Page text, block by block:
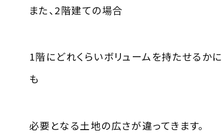
また、2階建ての場合
1階にどれくらいボリュームを持たせるか
も
必要となる土地の広さが違ってきます。